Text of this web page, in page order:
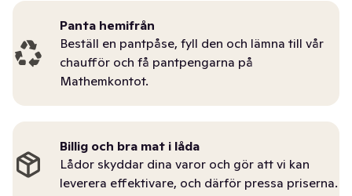
Panta hemifrån
Beställ en pantpåse, fyll den och lämna till vår
chaufför och få pantpengarna på
Mathemkontot.
Billig och bra mat i låda
Lådor skyddar dina varor och gör att vi kan
leverera effektivare, och därför pressa priserna.